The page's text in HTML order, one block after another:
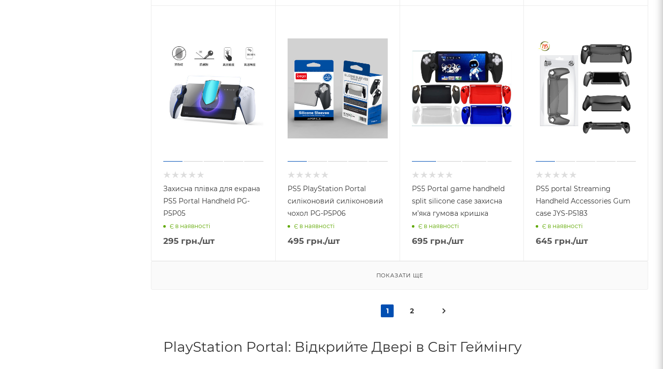
Захисна плівка для екрана
PS5 Portal Handheld PG-
P5P05
Є в наявності
295 грн./шт
PS5 PlayStation Portal
силіконовий силіконовий
чохол PG-P5P06
Є в наявності
495грн./шт
PS5 Portal game handheld
split silicone case захисна
м’яка гумова кришка
Є в наявності
695грн./шт
PS5 portal Streaming
Handheld Accessories Gum
case JYS-P5183
Є в наявності
645 грн./шт
ПОКАЗАТИ ЩЕ
1 2
PlayStation Portal: Відкрийте Двері в Світ Геймінгу